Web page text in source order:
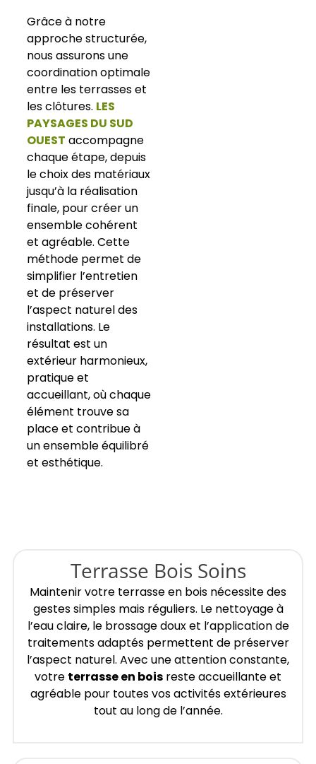
Grâce à notre
approche structurée,
nous assurons une
coordination optimale
entre les terrasses et
les clôtures. LES
PAYSAGES DU SUD
OUEST accompagne
chaque étape, depuis
le choix des matériaux
jusqu’à la réalisation
finale, pour créer un
ensemble cohérent
et agréable. Cette
méthode permet de
simplifier l’entretien
et de préserver
l’aspect naturel des
installations. Le
résultat est un
extérieur harmonieux,
pratique et
accueillant, où chaque
élément trouve sa
place et contribue à
un ensemble équilibré
et esthétique.
Terrasse Bois Soins
Maintenir votre terrasse en bois nécessite des
gestes simples mais réguliers. Le nettoyage à
l’eau claire, le brossage doux et l’application de
traitements adaptés permettent de préserver
l’aspect naturel. Avec une attention constante,
votre terrasse en bois reste accueillante et
agréable pour toutes vos activités extérieures
tout au long de l’année.